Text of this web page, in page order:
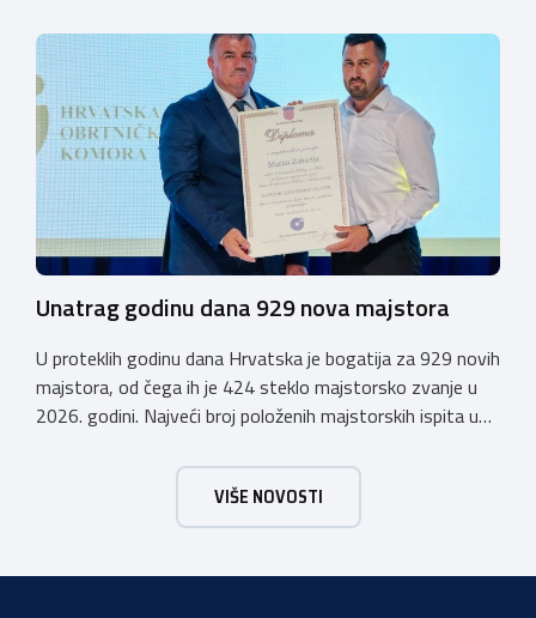
otvoren u petak, 23. listopada 2026. u
poslijepodnevnim, uz uvodno predavanje i pozdrav
domaćina. Tijekom subote, 24. listopada, održavat će se
predavanja, interaktivne radionice te okrugli stolovi na
aktualne teme. […]
Unatrag godinu dana 929 nova majstora
U proteklih godinu dana Hrvatska je bogatija za 929 novih
majstora, od čega ih je 424 steklo majstorsko zvanje u
2026. godini. Najveći broj položenih majstorskih ispita u
majstor elektroinstalater, majstor frizer, majstor
vodoinstalatera, instalatera grijanja i klimatizacije te
majstora automehaničara. Najveći broj navedenih
VIŠE NOVOSTI